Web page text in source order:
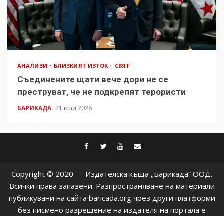
АНАЛИЗИ БЛИЗКИЯТ ИЗТОК СВЯТ
Съединените щати вече дори не се
преструват, че не подкрепят терористи
БАРИКАДА 21 юли 2026
facebook
twitter
youtube
Copyright © 2020 — Издателска къща „Барикада” ООД.
Всички права запазени. Разпространяване на материали
публикувани на сайта baricada.org чрез други платформи
без писмено разрешение на издателя на портала е